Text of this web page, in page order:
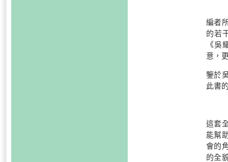
編者
的若
《吳
意，
鑒於
此書
這套
能幫
會的
的全